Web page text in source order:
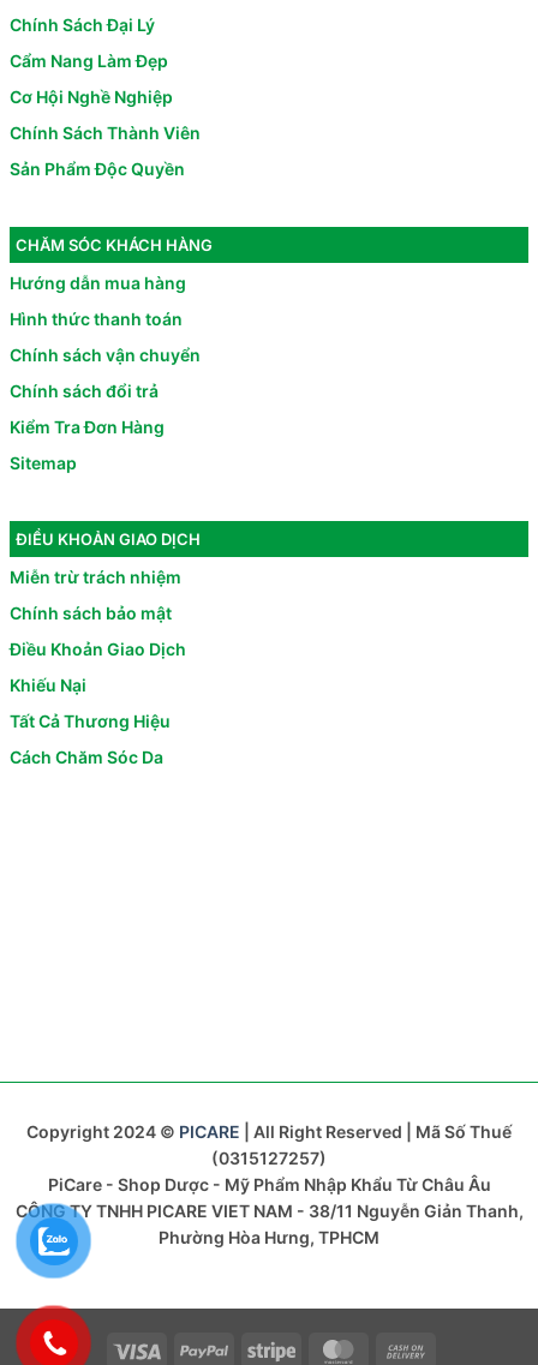
Chính Sách Đại Lý
Cẩm Nang Làm Đẹp
Cơ Hội Nghề Nghiệp
Chính Sách Thành Viên
Sản Phẩm Độc Quyền
CHĂM SÓC KHÁCH HÀNG
Hướng dẫn mua hàng
Hình thức thanh toán
Chính sách vận chuyển
Chính sách đổi trả
Kiểm Tra Đơn Hàng
Sitemap
ĐIỀU KHOẢN GIAO DỊCH
Miễn trừ trách nhiệm
Chính sách bảo mật
Điều Khoản Giao Dịch
Khiếu Nại
Tất Cả Thương Hiệu
Cách Chăm Sóc Da
Copyright 2024 © PICARE | All Right Reserved | Mã Số Thuế
(0315127257)
PiCare - Shop Dược - Mỹ Phẩm Nhập Khẩu Từ Châu Âu
CÔNG TY TNHH PICARE VIET NAM - 38/11 Nguyễn Giản Thanh,
Phường Hòa Hưng, TPHCM
Visa PayPal Stripe MasterCard